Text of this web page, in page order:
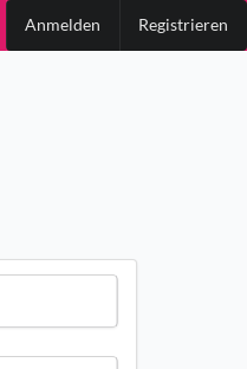
Anmelden Registrieren